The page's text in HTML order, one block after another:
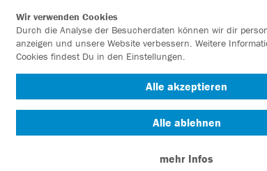
Wir verwenden Cookies
Durch die Analyse der Besucherdaten können wir dir
anzeigen und unsere Website verbessern. Weitere
Cookies findest Du in den Einstellungen.
Alle akzeptieren
Alle ablehnen
mehr Infos